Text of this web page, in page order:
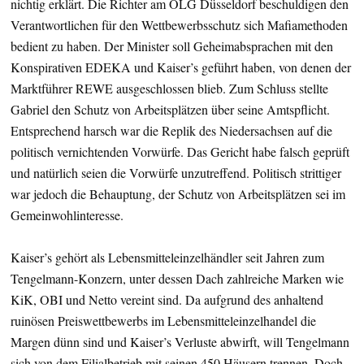
nichtig erklärt. Die Richter am OLG Düsseldorf beschuldigen den
Verantwortlichen für den Wettbewerbsschutz sich Mafiamethoden
bedient zu haben. Der Minister soll Geheimabsprachen mit den
Konspirativen EDEKA und Kaiser’s geführt haben, von denen der
Marktführer REWE ausgeschlossen blieb. Zum Schluss stellte
Gabriel den Schutz von Arbeitsplätzen über seine Amtspflicht.
Entsprechend harsch war die Replik des Niedersachsen auf die
politisch vernichtenden Vorwürfe. Das Gericht habe falsch geprüft
und natürlich seien die Vorwürfe unzutreffend. Politisch strittiger
war jedoch die Behauptung, der Schutz von Arbeitsplätzen sei im
Gemeinwohlinteresse.
Kaiser’s gehört als Lebensmitteleinzelhändler seit Jahren zum
Tengelmann-Konzern, unter dessen Dach zahlreiche Marken wie
KiK, OBI und Netto vereint sind. Da aufgrund des anhaltend
ruinösen Preiswettbewerbs im Lebensmitteleinzelhandel die
Margen dünn sind und Kaiser’s Verluste abwirft, will Tengelmann